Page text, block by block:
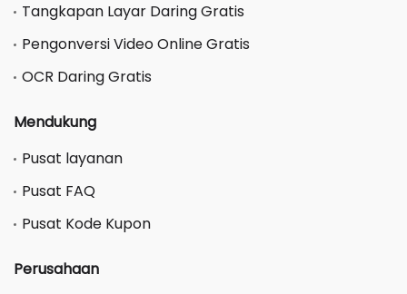
Tangkapan Layar Daring Gratis
Pengonversi Video Online Gratis
OCR Daring Gratis
Mendukung
Pusat layanan
Pusat FAQ
Pusat Kode Kupon
Perusahaan